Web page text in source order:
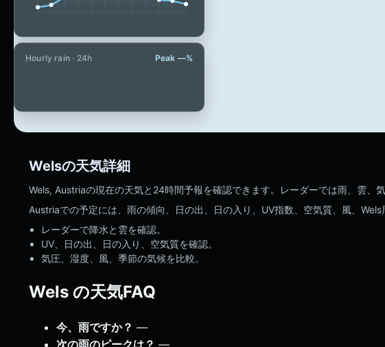
Hourly rain · 24h Peak —%
Welsの天気詳細
Wels, Austriaの現在の天気と24時間予報を確認できます。レーダーでは雨、雲、
Austriaでの予定には、雨の傾向、日の出、日の入り、UV指数、空気質、風、Wels
レーダーで降水と雲を確認。
UV、日の出、日の入り、空気質を確認。
気圧、湿度、風、季節の気候を比較。
Wels の天気FAQ
今、雨ですか？ —
次の雨のピークは？ —